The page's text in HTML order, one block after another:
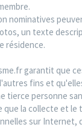
nominatives
un texte
résidence.
garantit que
fins et
tierce personne
que la collecte et le
sur Internet,